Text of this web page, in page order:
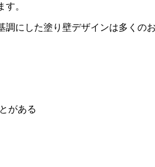
。
にした塗り壁デザインは多くの
がある